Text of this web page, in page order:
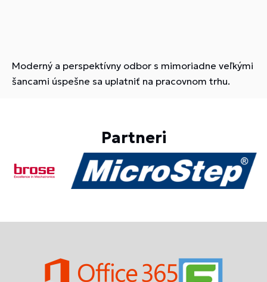
Moderný a perspektívny odbor s mimoriadne veľkými
šancami úspešne sa uplatniť na pracovnom trhu.
Partneri